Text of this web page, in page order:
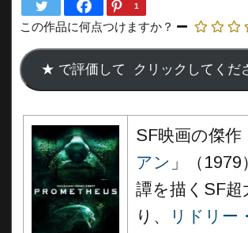
1
この作品に何点つけますか？
SF映画の傑作
アン 」（1979
譚を描くSF超
り、
リドリー